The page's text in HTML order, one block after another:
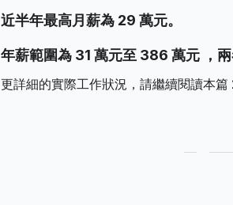
近半年最高月薪為 29 萬元。
年薪範圍為 31 萬元至 386 萬元 ，兩
更詳細的實際工作狀況，請繼續閱讀本